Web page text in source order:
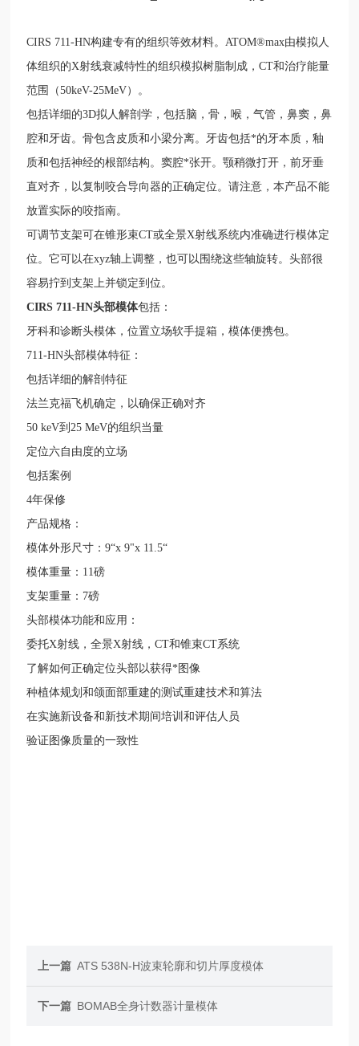
CIRS 711-HN构建专有的组织等效材料。 ATOM®max由模拟人
体组织的X射线衰减特性的组织模拟树脂制成，CT和治疗能量
范围（50keV-25MeV）。
包括详细的3D拟人解剖学，包括脑，骨，喉，气管，鼻窦，鼻
腔和牙齿。骨包含皮质和小梁分离。牙齿包括*的牙本质，釉
质和包括神经的根部结构。窦腔*张开。颚稍微打开，前牙垂
直对齐，以复制咬合导向器的正确定位。请注意，本产品不能
放置实际的咬指南。
可调节支架可在锥形束CT或全景X射线系统内准确进行模体定
位。它可以在xyz轴上调整，也可以围绕这些轴旋转。头部很
容易拧到支架上并锁定到位。
CIRS 711-HN头部模体包括：
牙科和诊断头模体，位置立场软手提箱，模体便携包。
711-HN头部模体特征：
包括详细的解剖特征
法兰克福飞机确定，以确保正确对齐
50 keV到 25 MeV的组织当量
定位六自由度的立场
包括案例
4年保修
产品规格：
模体外形尺寸：9“x 9"x 11.5“
模体重量： 11磅
支架重量： 7磅
头部模体功能和应用：
委托X射线，全景X射线，CT和锥束CT系统
了解如何正确定位头部以获得*图像
种植体规划和颌面部重建的测试重建技术和算法
在实施新设备和新技术期间培训和评估人员
验证图像质量的一致性
上一篇 ATS 538N-H波束轮廓和切片厚度模体
下一篇 BOMAB全身计数器计量模体